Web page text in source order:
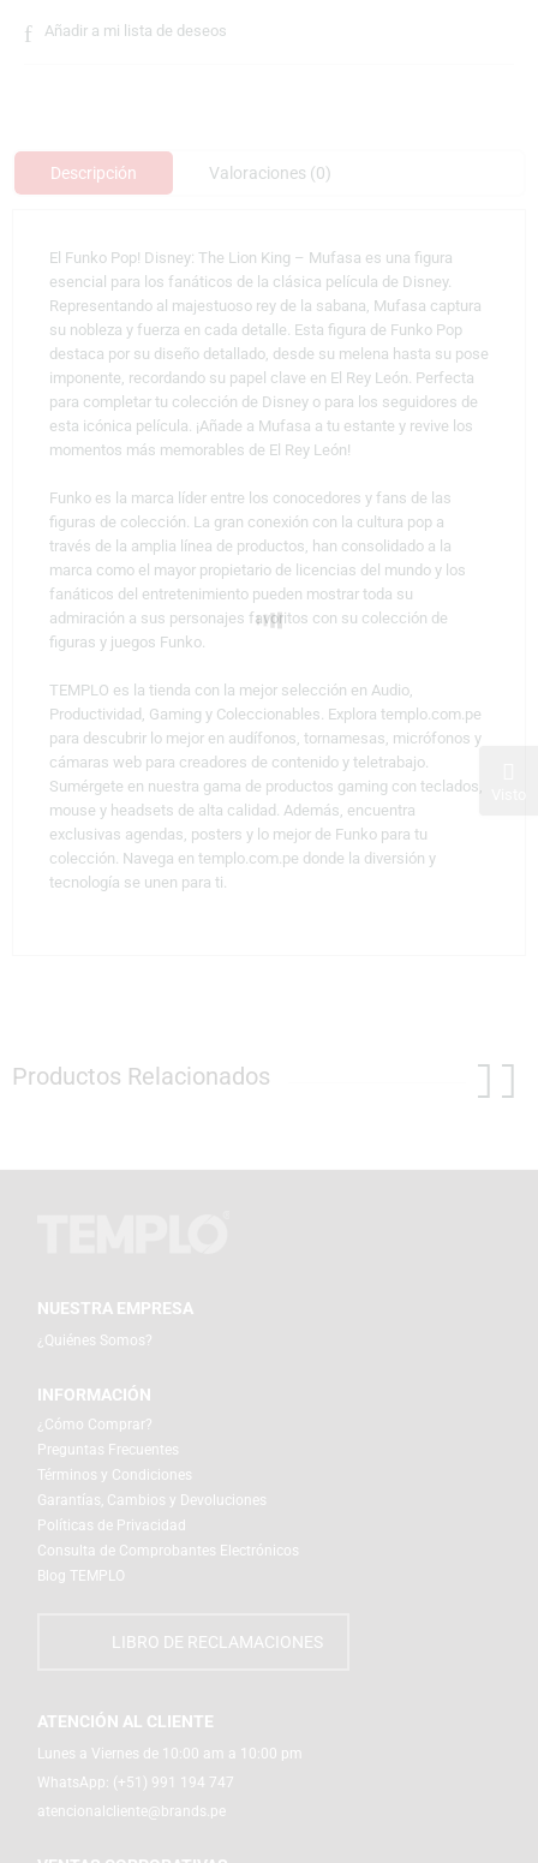
Añadir a mi lista de deseos
Descripción Valoraciones (0)
El Funko Pop! Disney: The Lion King – Mufasa es una figura
esencial para los fanáticos de la clásica película de Disney.
Representando al majestuoso rey de la sabana, Mufasa captura
su nobleza y fuerza en cada detalle. Esta figura de Funko Pop
destaca por su diseño detallado, desde su melena hasta su pose
imponente, recordando su papel clave en El Rey León. Perfecta
para completar tu colección de Disney o para los seguidores de
esta icónica película. ¡Añade a Mufasa a tu estante y revive los
momentos más memorables de El Rey León!
Funko es la marca líder entre los conocedores y fans de las
figuras de colección. La gran conexión con la cultura pop a
través de la amplia línea de productos, han consolidado a la
marca como el mayor propietario de licencias del mundo y los
fanáticos del entretenimiento pueden mostrar toda su
admiración a sus personajes favoritos con su colección de
figuras y juegos Funko.
TEMPLO es la tienda con la mejor selección en Audio,
Productividad, Gaming y Coleccionables. Explora templo.com.pe
para descubrir lo mejor en audífonos, tornamesas, micrófonos y
cámaras web para creadores de contenido y teletrabajo.
Sumérgete en nuestra gama de productos gaming con teclados,
mouse y headsets de alta calidad. Además, encuentra
exclusivas agendas, posters y lo mejor de Funko para tu
colección. Navega en templo.com.pe donde la diversión y
tecnología se unen para ti.
Productos Relacionados
NUESTRA EMPRESA
¿Quiénes Somos?
INFORMACIÓN
¿Cómo Comprar?
Preguntas Frecuentes
Términos y Condiciones
Garantías, Cambios y Devoluciones
Políticas de Privacidad
Consulta de Comprobantes Electrónicos
Blog TEMPLO
LIBRO DE RECLAMACIONES
ATENCIÓN AL CLIENTE
Lunes a Viernes de 10:00 am a 10:00 pm
WhatsApp: (+51) 991 194 747
atencionalcliente@brands.pe